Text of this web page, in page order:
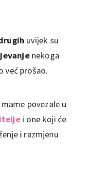
uvijek su
nekoga
već prošao.
povezale u
i one koji će
i razmjenu